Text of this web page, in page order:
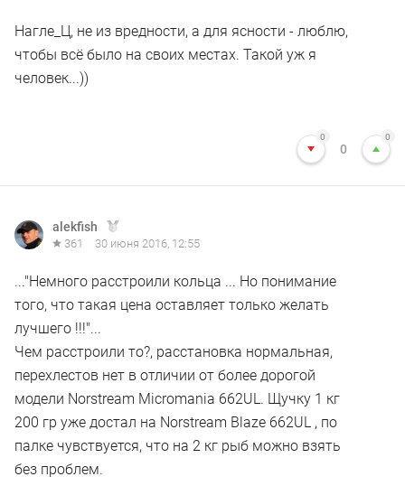
Нагле_Ц, не из вредности, а для ясности - люблю,
чтобы всё было на своих местах. Такой уж я
человек...))
0
0
0
alekfish
361 30 июня 2016, 12:55
..."Немного расстроили кольца ... Но понимание
того, что такая цена оставляет только желать
лучшего !!!"...
Чем расстроили то?, расстановка нормальная,
перехлестов нет в отличии от более дорогой
модели Norstream Micromania 662UL. Щучку 1 кг
200 гр уже достал на Norstream Blaze 662UL , по
палке чувствуется, что на 2 кг рыб можно взять
без проблем.